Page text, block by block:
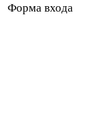
Форма входа